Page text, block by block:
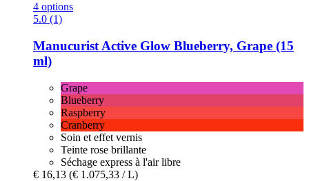
4 options
5.0 (1)
Manucurist Active Glow Blueberry, Grape (15
ml)
Grape
Blueberry
Raspberry
Cranberry
Soin et effet vernis
Teinte rose brillante
Séchage express à l'air libre
€ 16,13 (€ 1.075,33 / L)